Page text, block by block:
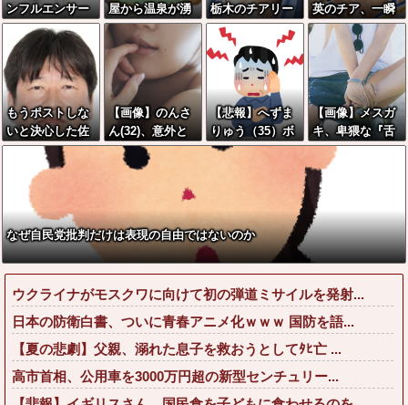
ンフルエンサー
さん「20歳でア
ルファード一括
で買えちゃう私
って素敵」←こ
れってガチな
ん？それともネ
タなん？w w w
w w w w w w
屋から温泉が湧
き出るｗｗｗｗ
ｗｗｗｗ
栃木のチアリー
ダー、色白の太
ももが見えすぎ
てしまうwww
英のチア、一瞬
見ただけで勃起
すると話題に
もうポストしな
いと決心した佐
藤二朗、ついに
ポストを解禁し
た結果
【画像】のんさ
ん(32)、意外と
豊満な●●●●ww
wwwww
【悲報】へずま
りゅう（35）ボ
ランティアのた
【画像】メスガ
キ、卑猥な『舌
なめずり画像』
を投稿wwwww
w
なぜ自民党批判だけは表現の自由ではないのか
ウクライナがモスクワに向けて初の弾道ミサイルを発射...
日本の防衛白書、ついに青春アニメ化ｗｗｗ 国防を語...
【夏の悲劇】父親、溺れた息子を救おうとしてﾀﾋ亡 ...
高市首相、公用車を3000万円超の新型センチュリー...